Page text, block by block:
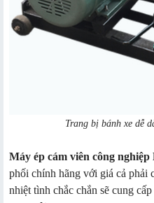
Trang bị bánh xe dễ
Máy ép cám viên công nghiệp
phối chính hãng với giá cả phải
nhiệt tình chắc chắn sẽ cung